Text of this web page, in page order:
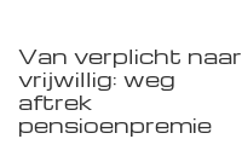
Van verplicht naar
vrijwillig: weg
aftrek
pensioenpremie